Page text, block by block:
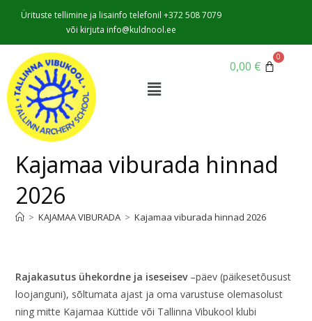
Ürituste tellimine ja lisainfo telefonil +372 508 7079
või kirjuta info@kuldnool.ee
0,00 €
Kajamaa viburada hinnad
2026
> KAJAMAA VIBURADA > Kajamaa viburada hinnad 2026
Rajakasutus ühekordne ja iseseisev –päev (päikesetõusust
loojanguni), sõltumata ajast ja oma varustuse olemasolust
ning mitte Kajamaa Küttide või Tallinna Vibukool klubi